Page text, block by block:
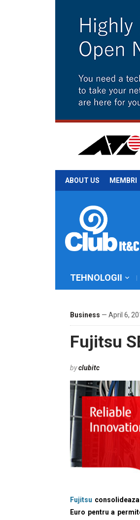
ABOUT US MEMBRI
TEHNOLOGII
Business — April 6,
Fujitsu
byclubitc
Fujitsu
Euro pentru a